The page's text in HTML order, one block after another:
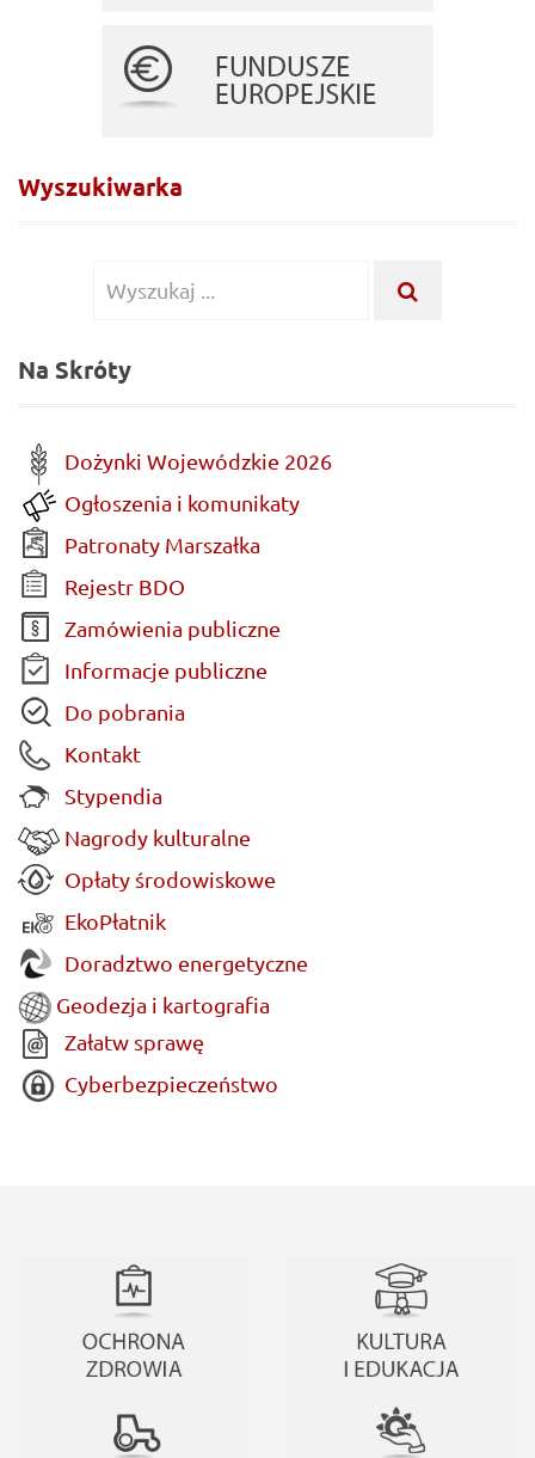
Wyszukiwarka
Wyszukiwanie
Na Skróty
Dożynki Wojewódzkie 2026
Ogłoszenia i komunikaty
Patronaty Marszałka
Rejestr BDO
Zamówienia publiczne
Informacje publiczne
Do pobrania
Kontakt
Stypendia
Nagrody kulturalne
Opłaty środowiskowe
EkoPłatnik
Doradztwo energetyczne
Geodezja i kartografia
Załatw sprawę
Cyberbezpieczeństwo